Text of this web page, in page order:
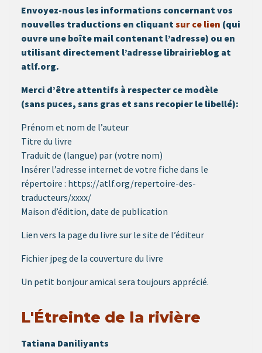
Envoyez-nous les informations concernant vos
nouvelles traductions en cliquantsur ce lien (qui
ouvre une boîte mail contenant l’adresse) ou en
utilisant directement l’adresse librairieblog at
atlf.org.
Merci d’être attentifs à respecter ce modèle
(sans puces, sans gras et sans recopier le libellé):
Prénom et nom de l’auteur
Titre du livre
Traduit de (langue) par (votre nom)
Insérer l’adresse internet de votre fiche dans le
répertoire : https://atlf.org/repertoire-des-
traducteurs/xxxx/
Maison d’édition, date de publication
Lien vers la page du livre sur le site de l’éditeur
Fichier jpeg de la couverture du livre
Un petit bonjour amical sera toujours apprécié.
L'Étreinte de la rivière
Tatiana Daniliyants